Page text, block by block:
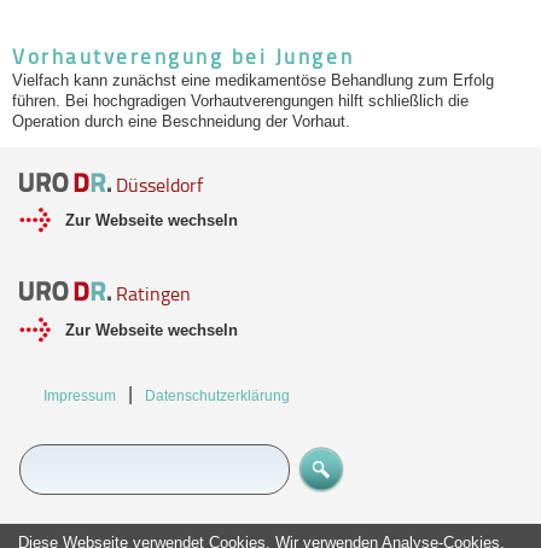
Vorhautverengung bei Jungen
Vielfach kann zunächst eine medikamentöse Behandlung zum Erfolg
führen. Bei hochgradigen Vorhautverengungen hilft schließlich die
Operation durch eine Beschneidung der Vorhaut.
Düsseldorf
Zur Webseite wechseln
Ratingen
Zur Webseite wechseln
Navigation
Impressum Datenschutzerklärung
Diese Webseite verwendet Cookies. Wir verwenden Analyse-Cookies,